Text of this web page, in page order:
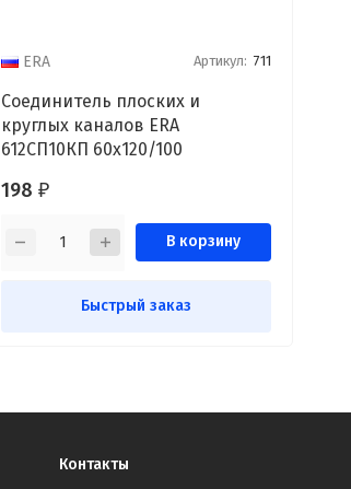
ERA Артикул: 711
Соединитель плоских и
круглых каналов ERA
612СП10КП 60х120/100
198 ₽
В корзину
Быстрый заказ
Контакты